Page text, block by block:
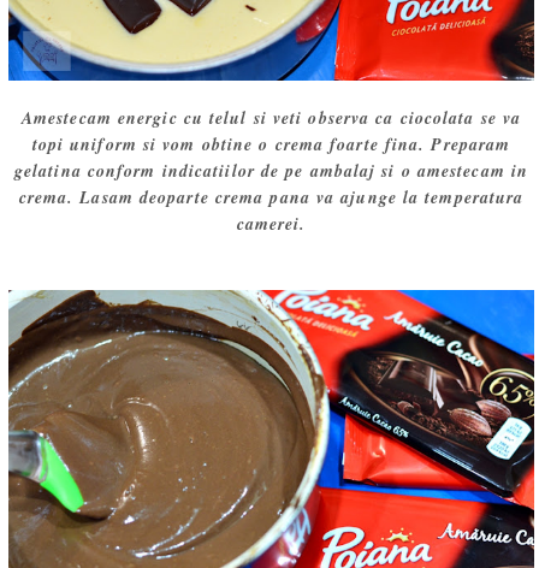
Amestecam energic cu telul si veti observa ca ciocolata se va
topi uniform si vom obtine o crema foarte fina. Preparam
gelatina conform indicatiilor de pe ambalaj si o amestecam in
crema. Lasam deoparte crema pana va ajunge la temperatura
camerei.